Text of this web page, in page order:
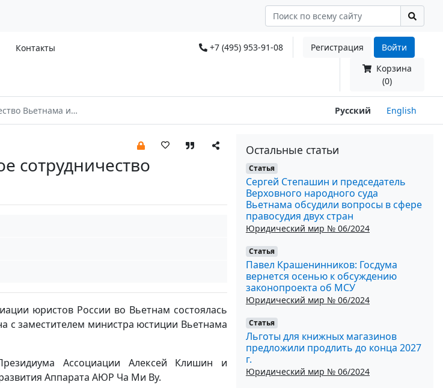
Контакты +7 (495) 953-91-08 Регистрация
Войти
Корзина
(0)
и России Русский English
сотрудничество
юристов России во Вьетнам состоялась
с заместителем министра юстиции Вьетнама
Ассоциации Алексей Клишин и
Аппарата АЮР Ча Ми Ву.
Остальные статьи
Статья
Сергей Степашин и председатель
Верховного народного суда
Вьетнама обсудили вопросы в сфере
правосудия двух стран
Юридический мир № 06/2024
Статья
Павел Крашенинников: Госдума
вернется осенью к обсуждению
законопроекта об МСУ
Юридический мир № 06/2024
Статья
Льготы для книжных магазинов
предложили продлить до конца 2027
г.
Юридический мир № 06/2024